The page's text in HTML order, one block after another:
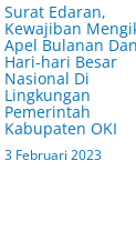
Surat Edaran,
Kewajiban
Apel Bulanan Dan
Hari-hari Besar
Nasional Di
Lingkungan
Pemerintah
Kabupaten OKI
3 Februari 2023